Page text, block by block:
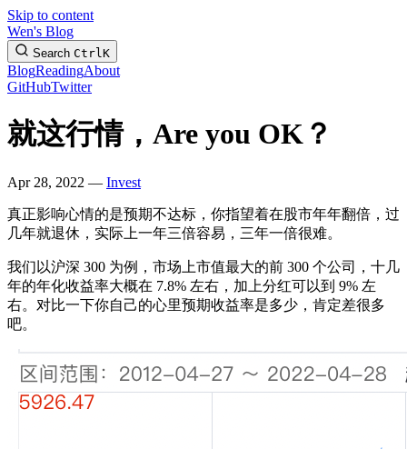
Skip to content
Wen's Blog
Search CtrlK
BlogReadingAbout
GitHubTwitter
就这行情，Are you OK？
Apr 28, 2022 — Invest
真正影响心情的是预期不达标，你指望着在股市年年翻倍，过
几年就退休，实际上一年三倍容易，三年一倍很难。
我们以沪深 300 为例，市场上市值最大的前 300 个公司，十几
年的年化收益率大概在 7.8% 左右，加上分红可以到 9% 左
右。对比一下你自己的心里预期收益率是多少，肯定差很多
吧。